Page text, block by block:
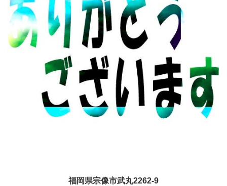
福岡県宗像市武丸2262-9